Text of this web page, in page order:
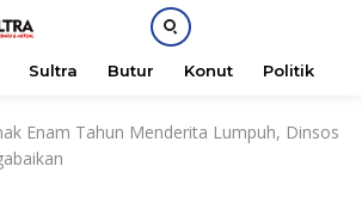
Sultra Butur Konut Politik
Enam Tahun Menderita Lumpuh, Dinsos